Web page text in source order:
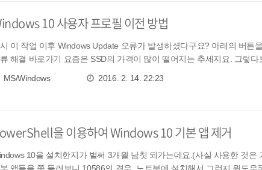
10 사용자 프로필 이전 방법
이 작업 이후 Windows Update 오류가 발생하셨다구요? 아래의 버튼
해결 바로가기 요즘은 SSD의 가격이 많이 떨어지는 추세지요. 그렇다
MS/Windows
2016. 2. 14. 22:23
을 이용하여 Windows 10 기본 앱 제거
10을 설치한지가 벌써 3개월 남칫 되가는데요.(사실 사용한 것